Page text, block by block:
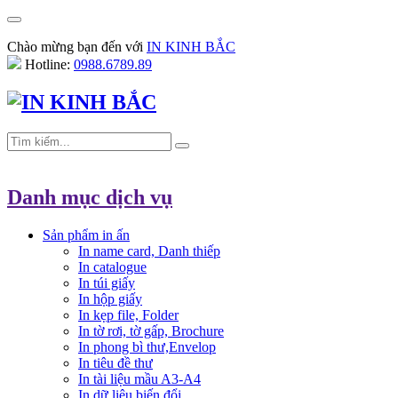
Chào mừng bạn đến với IN KINH BẮC
Hotline: 0988.6789.89
Danh mục dịch vụ
Sản phẩm in ấn
In name card, Danh thiếp
In catalogue
In túi giấy
In hộp giấy
In kẹp file, Folder
In tờ rơi, tờ gấp, Brochure
In phong bì thư,Envelop
In tiêu đề thư
In tài liệu mầu A3-A4
In dữ liệu biến đổi